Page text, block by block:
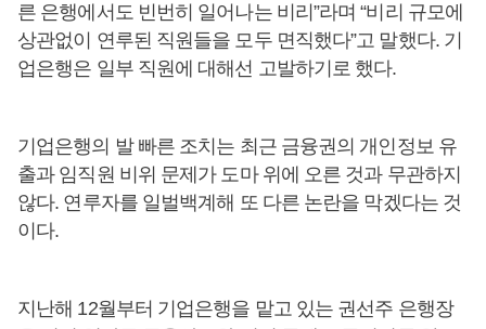
른 은행에서도 빈번히 일어나는 비리”라며 “비리 규모에
상관없이 연루된 직원들을 모두 면직했다”고 말했다. 기
업은행은 일부 직원에 대해선 고발하기로 했다.
기업은행의 발 빠른 조치는 최근 금융권의 개인정보 유
출과 임직원 비위 문제가 도마 위에 오른 것과 무관하지
않다. 연루자를 일벌백계해 또 다른 논란을 막겠다는 것
이다.
지난해 12월부터 기업은행을 맡고 있는 권선주 은행장